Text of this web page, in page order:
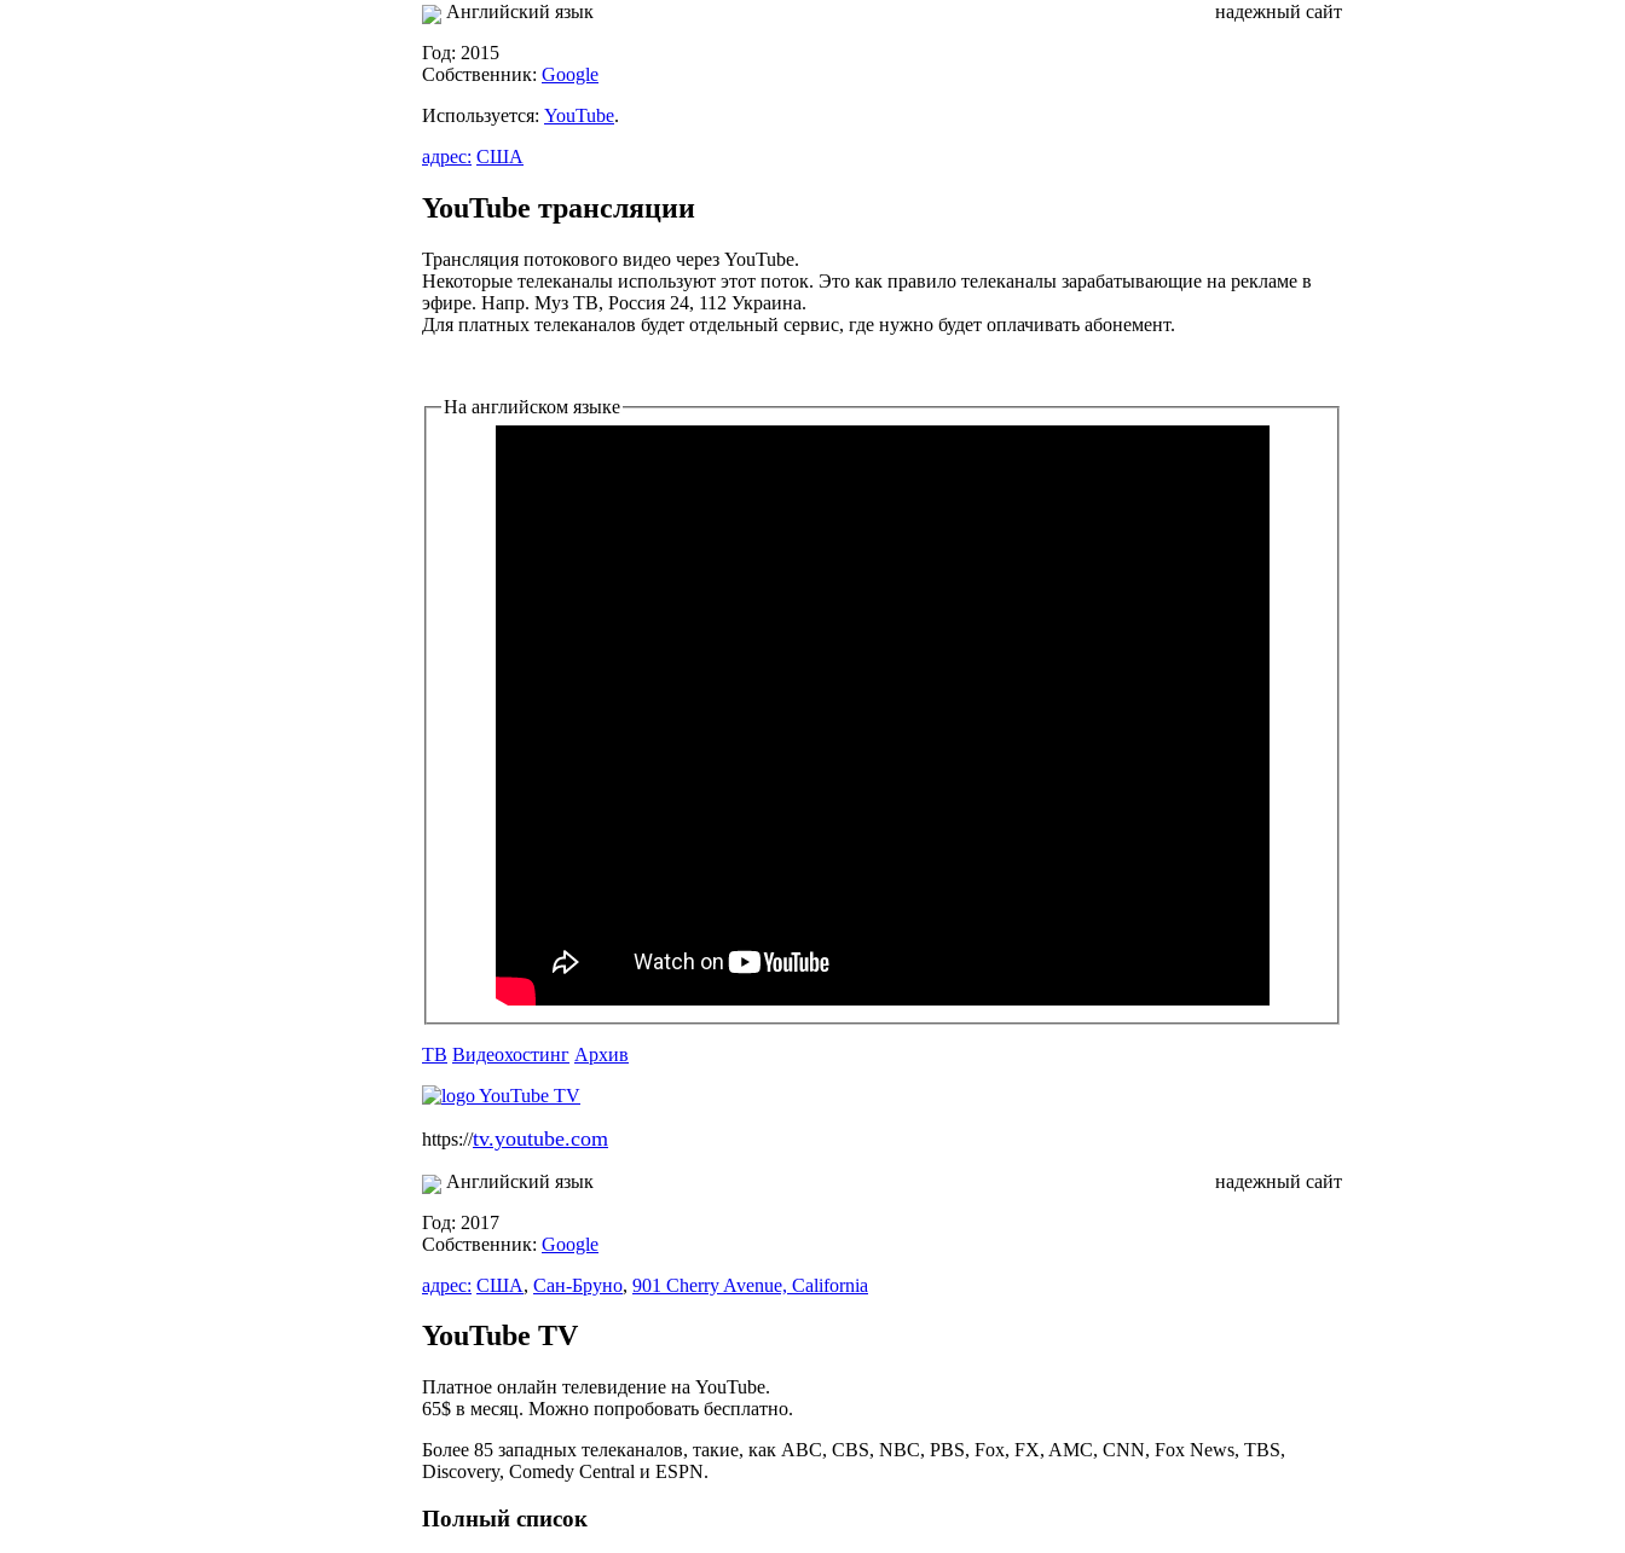
Английский язык
надежный сайт
Год: 2015
Собственник: Google
Используется: YouTube.
адрес: США
YouTube трансляции
Трансляция потокового видео через YouTube.
Некоторые телеканалы используют этот поток. Это как правило телеканалы зарабатывающие на рекламе в
эфире. Напр. Муз ТВ, Россия 24, 112 Украина.
Для платных телеканалов будет отдельный сервис, где нужно будет оплачивать абонемент.
На английском языке
ТВ Видеохостинг Архив
https://tv.youtube.com
Английский язык
надежный сайт
Год: 2017
Собственник: Google
адрес: США, Сан-Бруно, 901 Cherry Avenue, California
YouTube TV
Платное онлайн телевидение на YouTube.
65$ в месяц. Можно попробовать бесплатно.
Более 85 западных телеканалов, такие, как ABC, CBS, NBC, PBS, Fox, FX, AMC, CNN, Fox News, TBS,
Discovery, Comedy Central и ESPN.
Полный список